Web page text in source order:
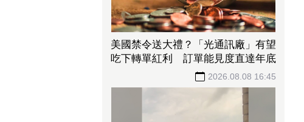
記憶體需求狂奔猛進！「這龍頭」月
營收首破70億創新高 前七月年增
2026.08.08 17:00